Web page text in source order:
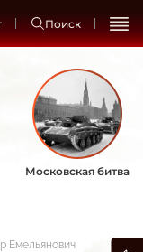
Поиск
Московская битва
Емельянович